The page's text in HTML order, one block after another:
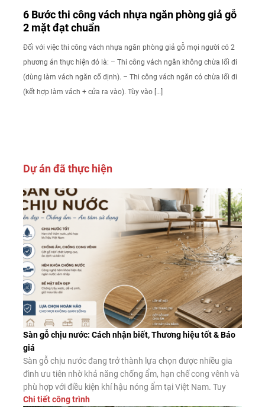
6 Bước thi công vách nhựa ngăn phòng giả gỗ
2 mặt đạt chuẩn
Đối với việc thi công vách nhựa ngăn phòng giả gỗ mọi người có 2
phương án thực hiện đó là: – Thi công vách ngăn không chừa lối đi
(dùng làm vách ngăn cố định). – Thi công vách ngăn có chừa lối đi
(kết hợp làm vách + cửa ra vào). Tùy vào […]
Dự án đã thực hiện
Sàn gỗ chịu nước: Cách nhận biết, Thương hiệu tốt & Báo
giá
Sàn gỗ chịu nước đang trở thành lựa chọn được nhiều gia
đình ưu tiên nhờ khả năng chống ẩm, hạn chế cong vênh và
phù hợp với điều kiện khí hậu nóng ẩm tại Việt Nam. Tuy
nhiên, không phải sản phẩm nào được quảng cáo là “chịu
Chi tiết công trình